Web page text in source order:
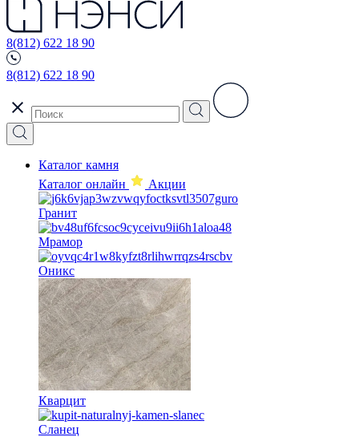
8(812) 622 18 90
8(812) 622 18 90
Каталог камня
Каталог онлайн
Акции
Гранит
Мрамор
Оникс
Кварцит
Сланец